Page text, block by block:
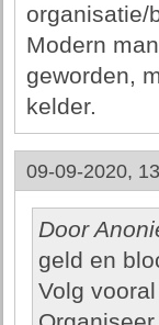
organisatie/
Modern
geworden,
kelder.
09-09-2020,
Door
geld en
Volg